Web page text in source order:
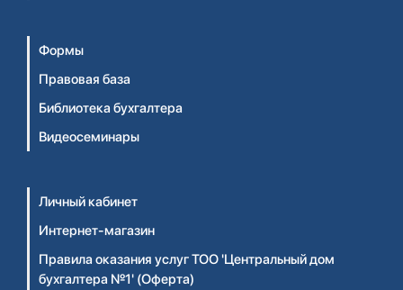
Формы
Правовая база
Библиотека бухгалтера
Видеосеминары
Личный кабинет
Интернет-магазин
Правила оказания услуг ТОО 'Центральный дом
бухгалтера №1' (Оферта)